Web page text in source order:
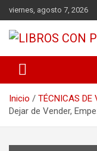
viernes, agosto 7, 2026
Libros
PERSONALES
Inicio
TÉCNICAS DE
Dejar de Vender,